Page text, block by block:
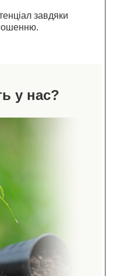
завдяки
у нас?